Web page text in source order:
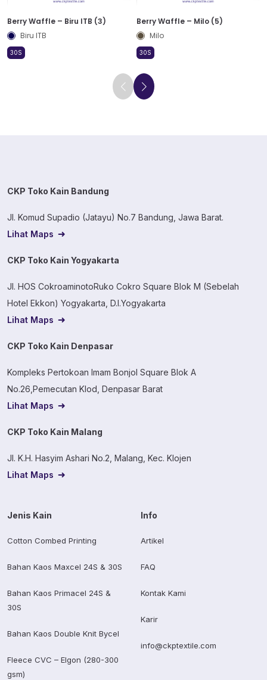
Berry Waffle – Biru ITB (3)
Biru ITB
30S
Berry Waffle – Milo (5)
Milo
30S
CKP Toko Kain Bandung
Jl. Komud Supadio (Jatayu) No.7 Bandung, Jawa Barat.
Lihat Maps
CKP Toko Kain Yogyakarta
Jl. HOS CokroaminotoRuko Cokro Square Blok M (Sebelah
Hotel Ekkon) Yogyakarta, D.I.Yogyakarta
Lihat Maps
CKP Toko Kain Denpasar
Kompleks Pertokoan Imam Bonjol Square Blok A
No.26,Pemecutan Klod, Denpasar Barat
Lihat Maps
CKP Toko Kain Malang
Jl. K.H. Hasyim Ashari No.2, Malang, Kec. Klojen
Lihat Maps
Jenis Kain
Cotton Combed Printing
Bahan Kaos Maxcel 24S & 30S
Bahan Kaos Primacel 24S &
30S
Bahan Kaos Double Knit Bycel
Fleece CVC – Elgon (280-300
gsm)
Info
Artikel
FAQ
Kontak Kami
Karir
info@ckptextile.com